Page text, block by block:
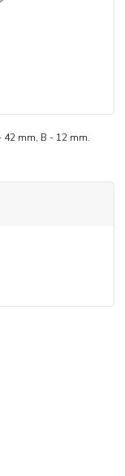
42 mm, B - 12 mm.